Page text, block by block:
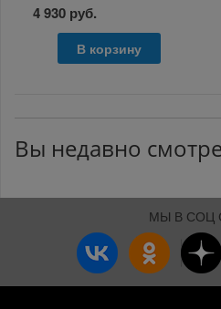
4 930 руб.
В корзину
Вы недавно
МЫ В СОЦ